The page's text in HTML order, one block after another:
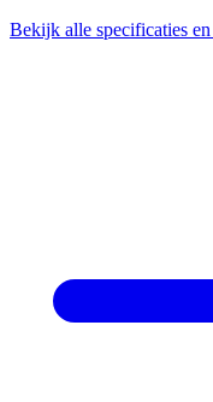
Bekijk alle specificaties